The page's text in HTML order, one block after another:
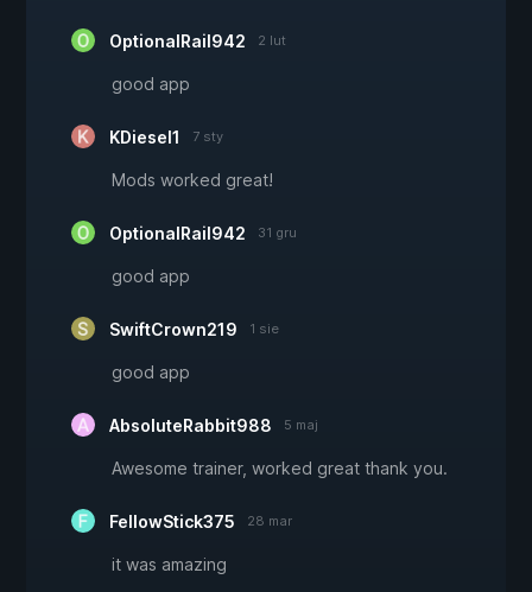
OptionalRail942 2 lut
good app
KDiesel1 7 sty
Mods worked great!
OptionalRail942 31 gru
good app
SwiftCrown219 1 sie
good app
AbsoluteRabbit988 5 maj
Awesome trainer, worked great thank you.
FellowStick375 28 mar
it was amazing